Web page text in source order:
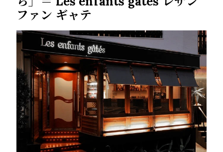
ファン ギャテ